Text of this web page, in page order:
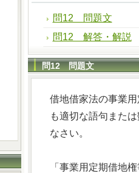
問12 問題文
問12 解答・解説
問12 問題文
借地借家法の事業
も適切な語句また
なさい。
「事業用定期借地